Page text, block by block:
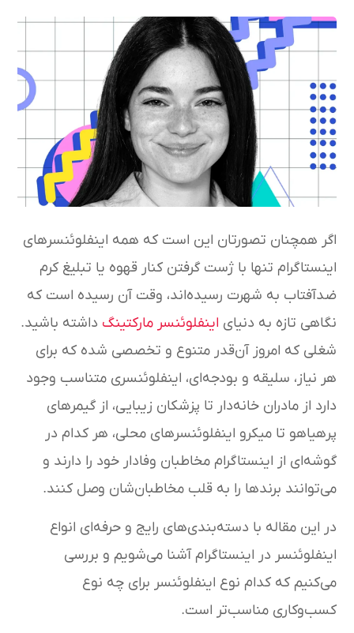
اگر همچنان تصورتان این است که همه اینفلوئنسرهای
اینستاگرام تنها با ژست گرفتن کنار قهوه یا تبلیغ کرم
ضدآفتاب به شهرت رسیده‌اند، وقت آن رسیده است که
نگاهی تازه به دنیای اینفلوئنسر مارکتینگ داشته باشید.
شغلی که امروز آن‌قدر متنوع و تخصصی شده که برای
هر نیاز، سلیقه و بودجه‌ای، اینفلوئنسری متناسب وجود
دارد از مادران خانه‌دار تا پزشکان زیبایی، از گیمرهای
پرهیاهو تا میکرو اینفلوئنسرهای محلی، هر کدام در
گوشه‌ای از اینستاگرام مخاطبان وفادار خود را دارند و
می‌توانند برندها را به قلب مخاطبان‌شان وصل کنند.
در این مقاله با دسته‌بندی‌های رایج و حرفه‌ای انواع
اینفلوئنسر در اینستاگرام آشنا می‌شویم و بررسی
می‌کنیم که کدام نوع اینفلوئنسر برای چه نوع
کسب‌وکاری مناسب‌تر است.